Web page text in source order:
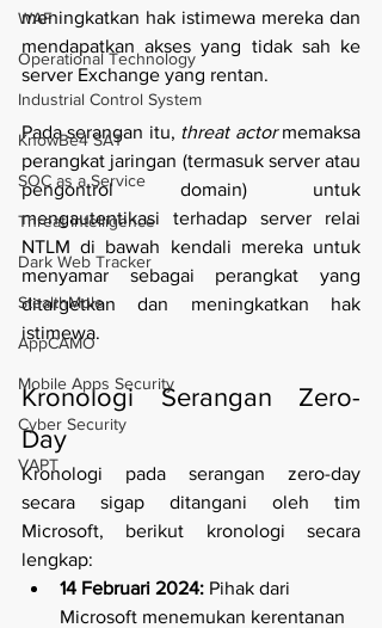
WAF
Operational Technology
Industrial Control System
KnowBe4 SAT
SOC as a Service
Threat Intelligence
Dark Web Tracker
StealthMole
AppCAMO
Mobile Apps Security
Cyber Security
VAPT
meningkatkan hak istimewa mereka dan
mendapatkan akses yang tidak sah ke
server Exchange yang rentan.
Pada serangan itu, threat actor memaksa
perangkat jaringan (termasuk server atau
pengontrol domain) untuk
mengautentikasi terhadap server relai
NTLM di bawah kendali mereka untuk
menyamar sebagai perangkat yang
ditargetkan dan meningkatkan hak
istimewa.
Kronologi Serangan Zero-
Day
Kronologi pada serangan zero-day
secara sigap ditangani oleh tim
Microsoft, berikut kronologi secara
lengkap:
14 Februari 2024: Pihak dari
Microsoft menemukan kerentanan